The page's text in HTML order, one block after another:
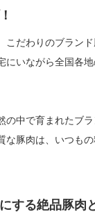
だわりのブラン
にいながら全国各
中で育まれたブ
な豚肉は、いつも
する絶品豚肉